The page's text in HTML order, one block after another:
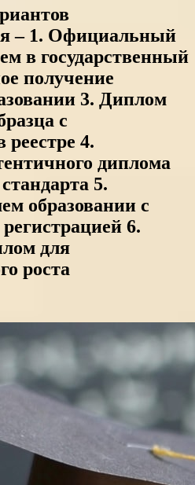
– 1. Официальный
в государственный
получение
3. Диплом
с
реестре 4.
диплома
5.
образовании с
6.
для
роста